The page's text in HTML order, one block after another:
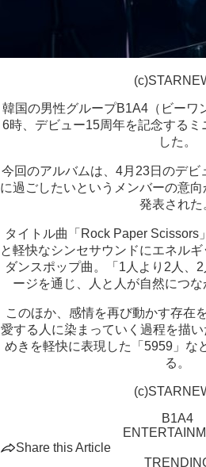
韓国の男性グループB1A4（ビーワ
6時、デビュー15周年を記念する
した。
今回のアルバムは、4月23日のデビ
に過ごしたいというメンバーの意
発表された
タイトル曲「Rock Paper Scissors
と軽快なシンセサウンドにエネル
ダンスポップ曲。「1人より2人、
ージを通じ、人と人が自然につな
このほか、感情を再び動かす存在
愛する人に染まっていく過程を描
めきを軽快に表現した「5959」な
る。
B1A4
Share this Article